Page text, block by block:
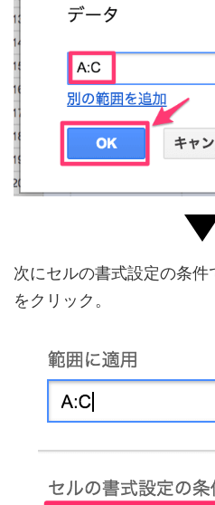
次にセルの書式設定の条件
をクリック。